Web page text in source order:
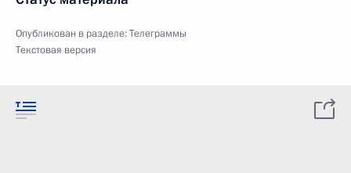
Опубликован в разделе:Телеграммы
Текстовая версия